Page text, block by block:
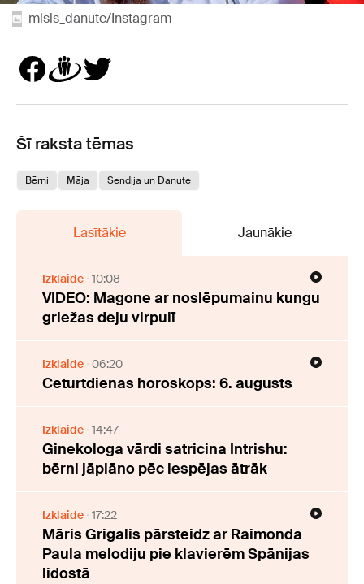
misis_danute/Instagram
Šī raksta tēmas
Bērni Māja Sendija un Danute
Lasītākie Jaunākie
Izklaide 10:08
VIDEO: Magone ar noslēpumainu kungu
griežas deju virpulī
Izklaide 06:20
Ceturtdienas horoskops: 6. augusts
Izklaide 14:47
Ginekologa vārdi satricina Intrishu:
bērni jāplāno pēc iespējas ātrāk
Izklaide 17:22
Māris Grigalis pārsteidz ar Raimonda
Paula melodiju pie klavierēm Spānijas
lidostā